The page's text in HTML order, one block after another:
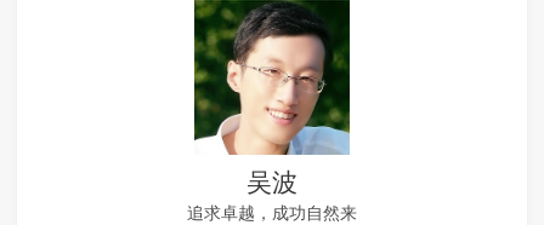
吴波
追求卓越，成功自然来